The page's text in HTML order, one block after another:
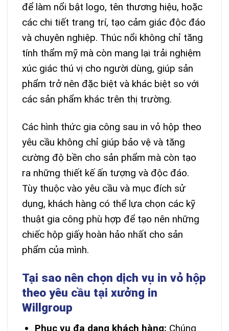
để làm nổi bật logo, tên thương hiệu, hoặc
các chi tiết trang trí, tạo cảm giác độc đáo
và chuyên nghiệp. Thúc nổi không chỉ tăng
tính thẩm mỹ mà còn mang lại trải nghiệm
xúc giác thú vị cho người dùng, giúp sản
phẩm trở nên đặc biệt và khác biệt so với
các sản phẩm khác trên thị trường.
Các hình thức gia công sau in vỏ hộp theo
yêu cầu không chỉ giúp bảo vệ và tăng
cường độ bền cho sản phẩm mà còn tạo
ra những thiết kế ấn tượng và độc đáo.
Tùy thuộc vào yêu cầu và mục đích sử
dụng, khách hàng có thể lựa chọn các kỹ
thuật gia công phù hợp để tạo nên những
chiếc hộp giấy hoàn hảo nhất cho sản
phẩm của mình.
Tại sao nên chọn dịch vụ in vỏ hộp
theo yêu cầu tại xưởng in
Willgroup
Phục vụ đa dạng khách hàng: Chúng